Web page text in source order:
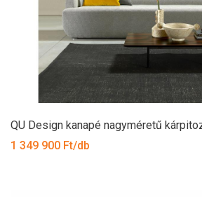
QU Design kanapé nagyméretű
1 349 900 Ft/db